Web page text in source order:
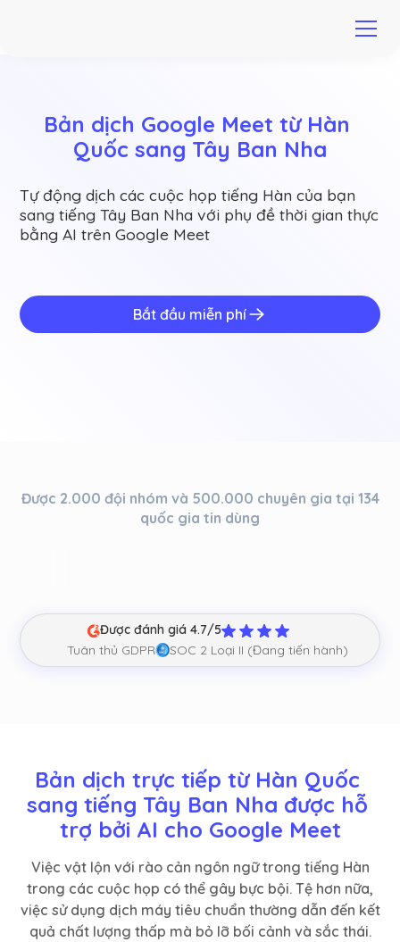
Bản dịch Google Meet từ Hàn
Quốc sang Tây Ban Nha
Tự động dịch các cuộc họp tiếng Hàn của bạn
sang tiếng Tây Ban Nha với phụ đề thời gian thực
bằng AI trên Google Meet
Bắt đầu miễn phí
Được 2.000 đội nhóm và 500.000 chuyên gia tại 134
quốc gia tin dùng
Được đánh giá 4.7/5
Tuân thủ GDPR
SOC 2 Loại II (Đang tiến hành)
Bản dịch trực tiếp từ Hàn Quốc
sang tiếng Tây Ban Nha được hỗ
trợ bởi AI cho Google Meet
Việc vật lộn với rào cản ngôn ngữ trong tiếng Hàn
trong các cuộc họp có thể gây bực bội. Tệ hơn nữa,
việc sử dụng dịch máy tiêu chuẩn thường dẫn đến kết
quả chất lượng thấp mà bỏ lỡ bối cảnh và sắc thái.